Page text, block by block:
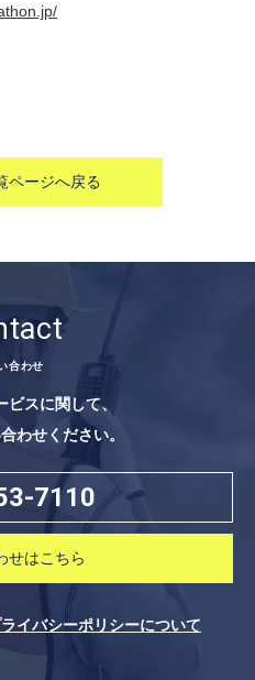
ページへ戻る
合わせ
スに関して、
わせください。
7110
せはこちら
イバシーポリシーについて